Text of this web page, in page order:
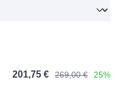
201,75 € 269,00 € 25%